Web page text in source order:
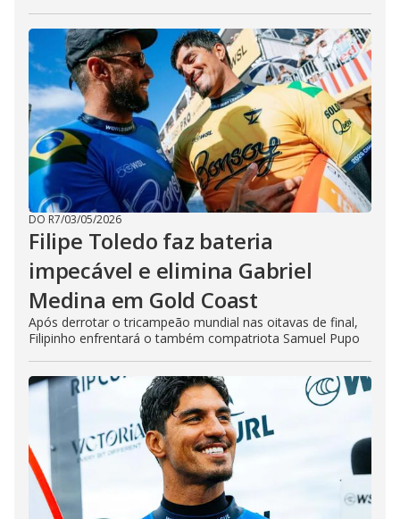
DO R7/03/05/2026
Filipe Toledo faz bateria
impecável e elimina Gabriel
Medina em Gold Coast
Após derrotar o tricampeão mundial nas oitavas de final,
Filipinho enfrentará o também compatriota Samuel Pupo